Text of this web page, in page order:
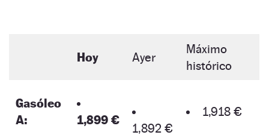
Hoy Ayer
Máximo
histórico
Gasóleo
A:
1,899 €
1,892 €
1,918 €